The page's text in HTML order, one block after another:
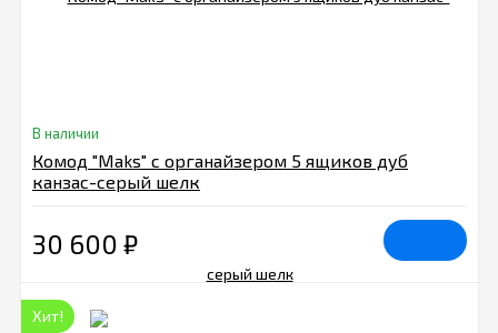
В наличии
Комод "Maks" с органайзером 5 ящиков дуб
канзас-серый шелк
30 600 ₽
Хит!